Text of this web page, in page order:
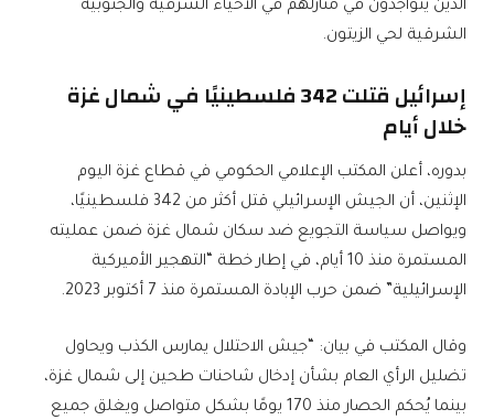
الذين يتواجدون في منازلهم في الأحياء الشرقية والجنوبية
الشرقية لحي الزيتون.
إسرائيل قتلت 342 فلسطينيًا في شمال غزة
خلال أيام
بدوره، أعلن المكتب الإعلامي الحكومي في قطاع غزة اليوم
الإثنين، أن الجيش الإسرائيلي قتل أكثر من 342 فلسطينيًا،
ويواصل سياسة التجويع ضد سكان شمال غزة ضمن عمليته
المستمرة منذ 10 أيام، في إطار خطة “التهجير الأميركية
الإسرائيلية” ضمن حرب الإبادة المستمرة منذ 7 أكتوبر 2023.
وقال المكتب في بيان: “جيش الاحتلال يمارس الكذب ويحاول
تضليل الرأي العام بشأن إدخال شاحنات طحين إلى شمال غزة،
بينما يُحكم الحصار منذ 170 يومًا بشكل متواصل ويغلق جميع